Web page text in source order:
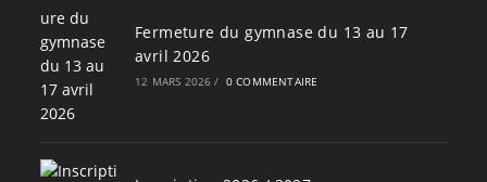
Fermeture du gymnase du 13 au 17
avril 2026
12 MARS 2026 / 0 COMMENTAIRE